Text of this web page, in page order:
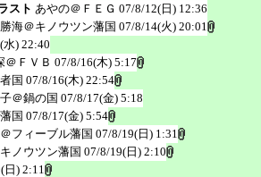
スト あやの＠ＦＥＧ 07/8/12(日) 12:36
海＠キノウツン藩国 07/8/14(火) 20:01
水) 22:40
＠ＦＶＢ 07/8/16(木) 5:17
国 07/8/16(木) 22:54
＠鍋の国 07/8/17(金) 5:18
国 07/8/17(金) 5:54
フィーブル藩国 07/8/19(日) 1:31
ノウツン藩国 07/8/19(日) 2:10
日) 2:11